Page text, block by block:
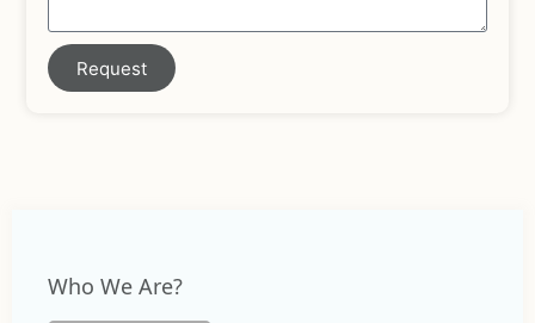
Request
Who We Are?